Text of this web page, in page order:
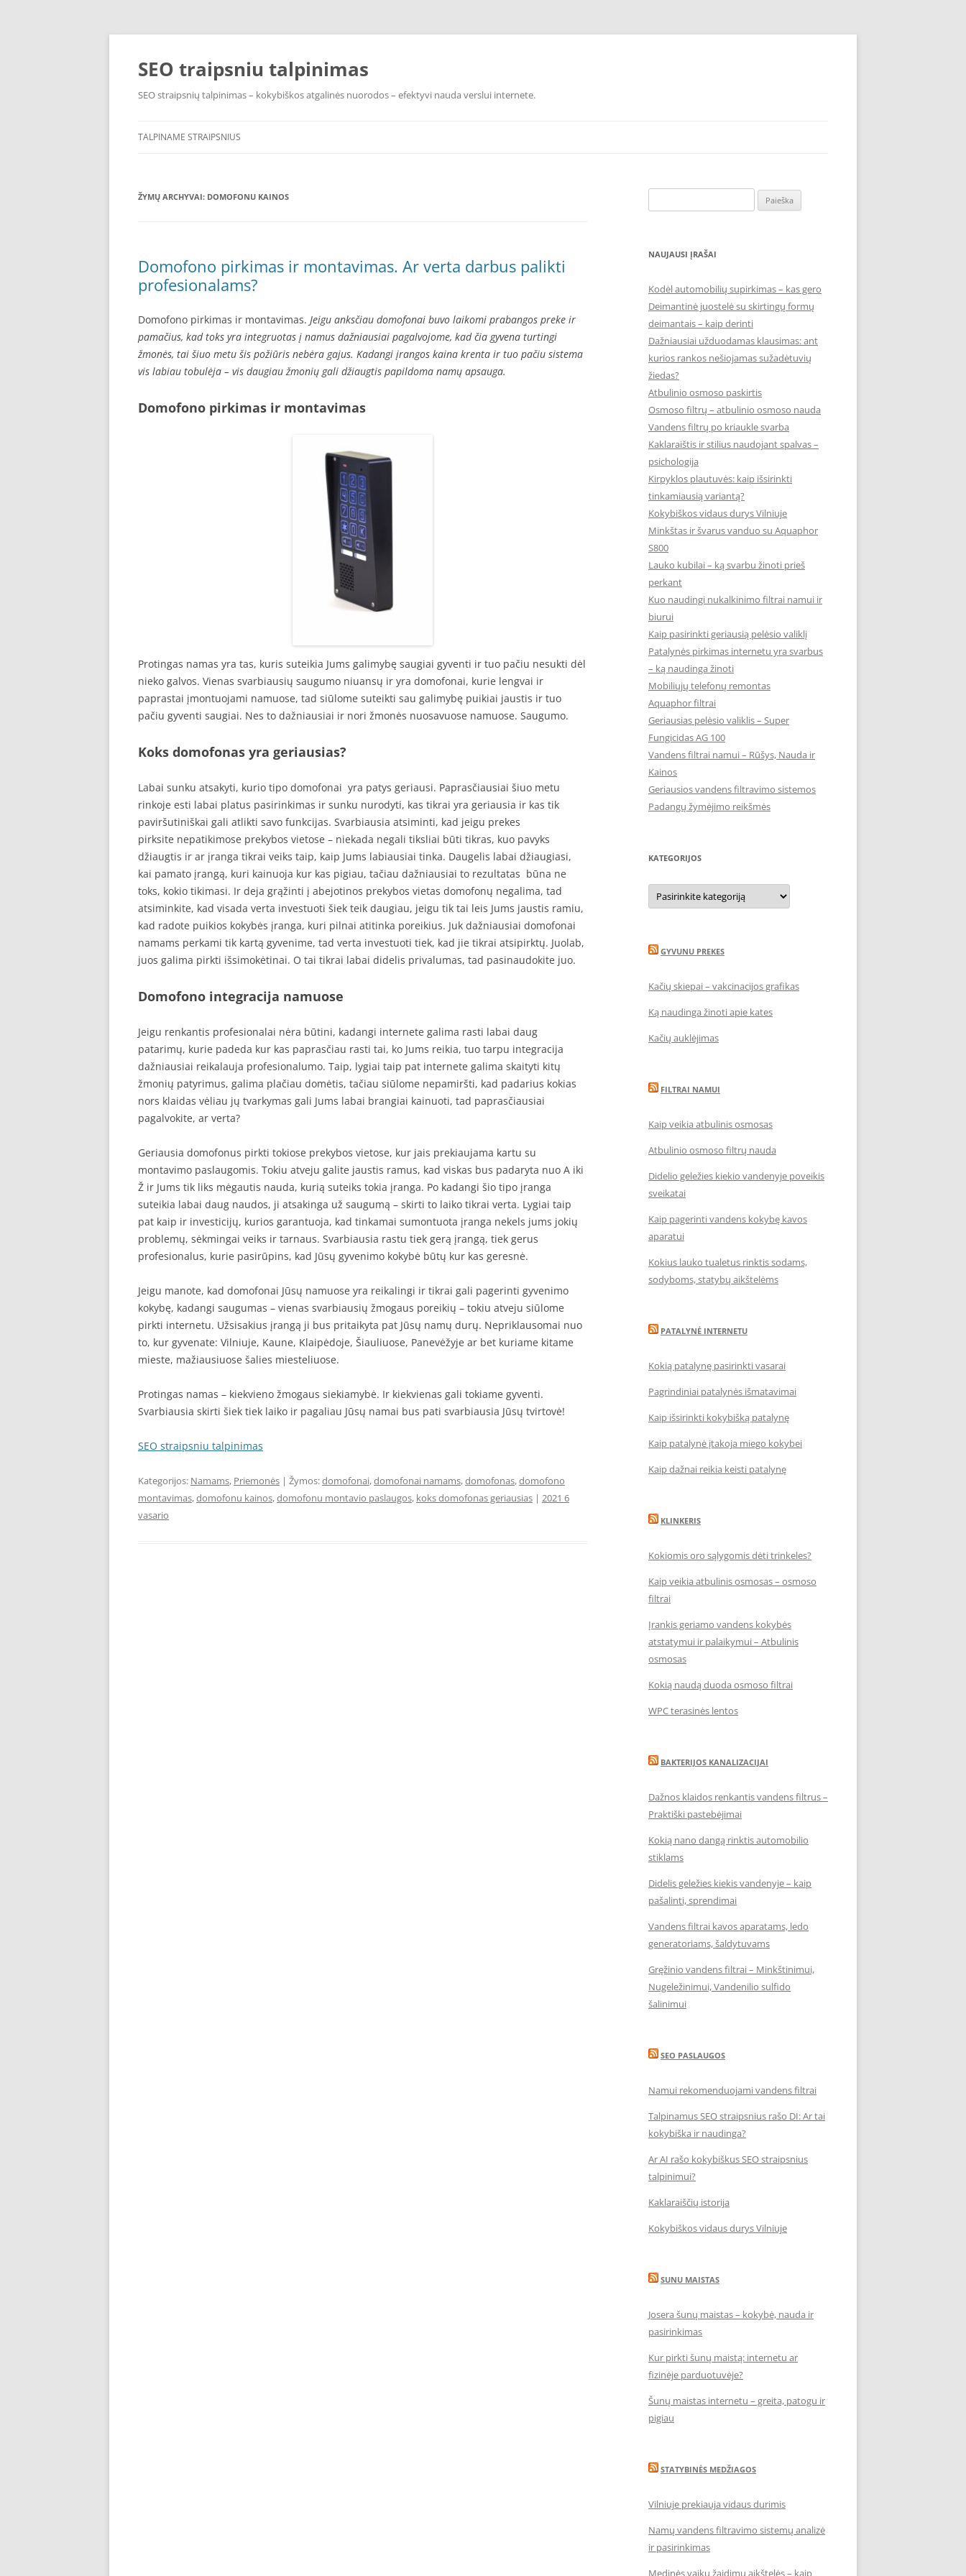
Pereiti
SEO traipsniu talpinimas
SEO straipsnių talpinimas – kokybiškos atgalinės nuorodos – efektyvi nauda verslui internete.
TALPINAME STRAIPSNIUS
ŽYMŲ ARCHYVAI: DOMOFONU KAINOS
Domofono pirkimas ir montavimas. Ar verta darbus palikti
profesionalams?
Domofono pirkimas ir montavimas. Jeigu anksčiau domofonai buvo laikomi prabangos preke ir
pamačius, kad toks yra integruotas į namus dažniausiai pagalvojome, kad čia gyvena turtingi
žmonės, tai šiuo metu šis požiūris nebėra gajus. Kadangi įrangos kaina krenta ir tuo pačiu sistema
vis labiau tobulėja – vis daugiau žmonių gali džiaugtis papildoma namų apsauga.
Domofono pirkimas ir montavimas
Protingas namas yra tas, kuris suteikia Jums galimybę saugiai gyventi ir tuo pačiu nesukti dėl
nieko galvos. Vienas svarbiausių saugumo niuansų ir yra domofonai, kurie lengvai ir
paprastai įmontuojami namuose, tad siūlome suteikti sau galimybę puikiai jaustis ir tuo
pačiu gyventi saugiai. Nes to dažniausiai ir nori žmonės nuosavuose namuose. Saugumo.
Koks domofonas yra geriausias?
Labai sunku atsakyti, kurio tipo domofonai yra patys geriausi. Paprasčiausiai šiuo metu
rinkoje esti labai platus pasirinkimas ir sunku nurodyti, kas tikrai yra geriausia ir kas tik
paviršutiniškai gali atlikti savo funkcijas. Svarbiausia atsiminti, kad jeigu prekes
pirksite nepatikimose prekybos vietose – niekada negali tiksliai būti tikras, kuo pavyks
džiaugtis ir ar įranga tikrai veiks taip, kaip Jums labiausiai tinka. Daugelis labai džiaugiasi,
kai pamato įrangą, kuri kainuoja kur kas pigiau, tačiau dažniausiai to rezultatas būna ne
toks, kokio tikimasi. Ir deja grąžinti į abejotinos prekybos vietas domofonų negalima, tad
atsiminkite, kad visada verta investuoti šiek teik daugiau, jeigu tik tai leis Jums jaustis ramiu,
kad radote puikios kokybės įranga, kuri pilnai atitinka poreikius. Juk dažniausiai domofonai
namams perkami tik kartą gyvenime, tad verta investuoti tiek, kad jie tikrai atsipirktų. Juolab,
juos galima pirkti išsimokėtinai. O tai tikrai labai didelis privalumas, tad pasinaudokite juo.
Domofono integracija namuose
Jeigu renkantis profesionalai nėra būtini, kadangi internete galima rasti labai daug
patarimų, kurie padeda kur kas paprasčiau rasti tai, ko Jums reikia, tuo tarpu integracija
dažniausiai reikalauja profesionalumo. Taip, lygiai taip pat internete galima skaityti kitų
žmonių patyrimus, galima plačiau domėtis, tačiau siūlome nepamiršti, kad padarius kokias
nors klaidas vėliau jų tvarkymas gali Jums labai brangiai kainuoti, tad paprasčiausiai
pagalvokite, ar verta?
Geriausia domofonus pirkti tokiose prekybos vietose, kur jais prekiaujama kartu su
montavimo paslaugomis. Tokiu atveju galite jaustis ramus, kad viskas bus padaryta nuo A iki
Ž ir Jums tik liks mėgautis nauda, kurią suteiks tokia įranga. Po kadangi šio tipo įranga
suteikia labai daug naudos, ji atsakinga už saugumą – skirti to laiko tikrai verta. Lygiai taip
pat kaip ir investicijų, kurios garantuoja, kad tinkamai sumontuota įranga nekels jums jokių
problemų, sėkmingai veiks ir tarnaus. Svarbiausia rastu tiek gerą įrangą, tiek gerus
profesionalus, kurie pasirūpins, kad Jūsų gyvenimo kokybė būtų kur kas geresnė.
Jeigu manote, kad domofonai Jūsų namuose yra reikalingi ir tikrai gali pagerinti gyvenimo
kokybę, kadangi saugumas – vienas svarbiausių žmogaus poreikių – tokiu atveju siūlome
pirkti internetu. Užsisakius įrangą ji bus pritaikyta pat Jūsų namų durų. Nepriklausomai nuo
to, kur gyvenate: Vilniuje, Kaune, Klaipėdoje, Šiauliuose, Panevėžyje ar bet kuriame kitame
mieste, mažiausiuose šalies miesteliuose.
Protingas namas – kiekvieno žmogaus siekiamybė. Ir kiekvienas gali tokiame gyventi.
Svarbiausia skirti šiek tiek laiko ir pagaliau Jūsų namai bus pati svarbiausia Jūsų tvirtovė!
SEO straipsniu talpinimas
Kategorijos: Namams, Priemonės | Žymos:domofonai,domofonai namams,domofonas,domofono
montavimas,domofonu kainos,domofonu montavio paslaugos, koks domofonas geriausias | 2021 6
vasario
NAUJAUSI ĮRAŠAI
Kodėl automobilių supirkimas – kas gero
Deimantinė juostelė su skirtingų formų
deimantais – kaip derinti
Dažniausiai užduodamas klausimas: ant
kurios rankos nešiojamas sužadėtuvių
žiedas?
Atbulinio osmoso paskirtis
Osmoso filtrų – atbulinio osmoso nauda
Vandens filtrų po kriaukle svarba
Kaklaraištis ir stilius naudojant spalvas –
psichologija
Kirpyklos plautuvės: kaip išsirinkti
tinkamiausią variantą?
Kokybiškos vidaus durys Vilniuje
Minkštas ir švarus vanduo su Aquaphor
S800
Lauko kubilai – ką svarbu žinoti prieš
perkant
Kuo naudingi nukalkinimo filtrai namui ir
biurui
Kaip pasirinkti geriausią pelėsio valiklį
Patalynės pirkimas internetu yra svarbus
– ką naudinga žinoti
Mobiliųjų telefonų remontas
Aquaphor filtrai
Geriausias pelėsio valiklis – Super
Fungicidas AG 100
Vandens filtrai namui – Rūšys, Nauda ir
Kainos
Geriausios vandens filtravimo sistemos
Padangų žymėjimo reikšmės
KATEGORIJOS
Kategorijos
GYVUNU PREKES
Kačių skiepai – vakcinacijos grafikas
Ką naudinga žinoti apie kates
Kačių auklėjimas
FILTRAI NAMUI
Kaip veikia atbulinis osmosas
Atbulinio osmoso filtrų nauda
Didelio geležies kiekio vandenyje poveikis
sveikatai
Kaip pagerinti vandens kokybę kavos
aparatui
Kokius lauko tualetus rinktis sodams,
sodyboms, statybų aikštelėms
PATALYNĖ INTERNETU
Kokią patalynę pasirinkti vasarai
Pagrindiniai patalynės išmatavimai
Kaip išsirinkti kokybišką patalynę
Kaip patalynė įtakoja miego kokybei
Kaip dažnai reikia keisti patalynę
KLINKERIS
Kokiomis oro sąlygomis dėti trinkeles?
Kaip veikia atbulinis osmosas – osmoso
filtrai
Įrankis geriamo vandens kokybės
atstatymui ir palaikymui – Atbulinis
osmosas
Kokią naudą duoda osmoso filtrai
WPC terasinės lentos
BAKTERIJOS KANALIZACIJAI
Dažnos klaidos renkantis vandens filtrus –
Praktiški pastebėjimai
Kokią nano dangą rinktis automobilio
stiklams
Didelis geležies kiekis vandenyje – kaip
pašalinti, sprendimai
Vandens filtrai kavos aparatams, ledo
generatoriams, šaldytuvams
Gręžinio vandens filtrai – Minkštinimui,
Nugeležinimui, Vandenilio sulfido
šalinimui
SEO PASLAUGOS
Namui rekomenduojami vandens filtrai
Talpinamus SEO straipsnius rašo DI: Ar tai
kokybiška ir naudinga?
Ar AI rašo kokybiškus SEO straipsnius
talpinimui?
Kaklaraiščių istorija
Kokybiškos vidaus durys Vilniuje
SUNU MAISTAS
Josera šunų maistas – kokybė, nauda ir
pasirinkimas
Kur pirkti šunų maistą: internetu ar
fizinėje parduotuvėje?
Šunų maistas internetu – greita, patogu ir
pigiau
STATYBINĖS MEDŽIAGOS
Vilniuje prekiauja vidaus durimis
Namų vandens filtravimo sistemų analizė
ir pasirinkimas
Medinės vaikų žaidimų aikštelės – kaip